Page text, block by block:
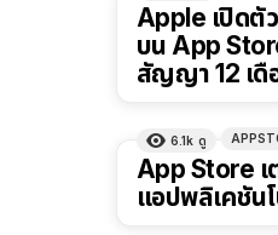
Apple เปิดตั
บน App
สัญญา 12 เดื
6.1k ดู
App Store เ
แอปพลิเคชัน